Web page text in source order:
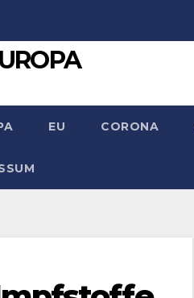
EU CORONA